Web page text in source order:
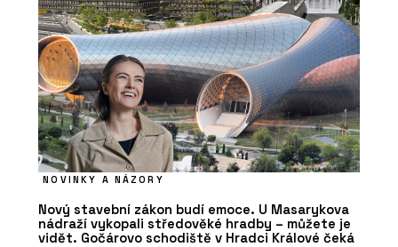
NOVINKY A NÁZORY
Nový stavební zákon budí emoce. U Masarykova
nádraží vykopali středověké hradby – můžete je
vidět. Gočárovo schodiště v Hradci Králové čeká